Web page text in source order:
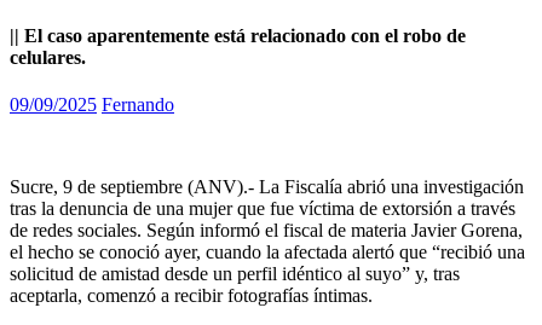
|| El caso aparentemente está relacionado con el robo de
celulares.
09/09/2025 Fernando
Sucre, 9 de septiembre (ANV).- La Fiscalía abrió una investigación
tras la denuncia de una mujer que fue víctima de extorsión a través
de redes sociales. Según informó el fiscal de materia Javier Gorena,
el hecho se conoció ayer, cuando la afectada alertó que “recibió una
solicitud de amistad desde un perfil idéntico al suyo” y, tras
aceptarla, comenzó a recibir fotografías íntimas.